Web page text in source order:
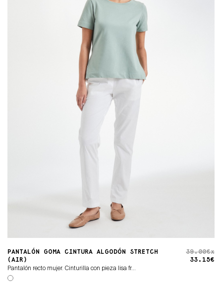
PANTALÓN GOMA CINTURA ALGODÓN STRETCH
(AIR)
39.00€x
33.15€
Pantalón recto mujer. Cinturilla con pieza lisa fr...